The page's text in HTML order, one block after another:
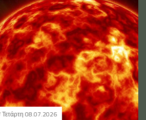
Τετάρτη 08.07.2026